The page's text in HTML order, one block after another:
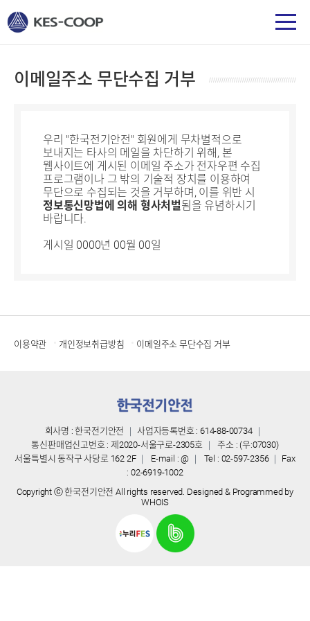
이메일주소 무단수집 거부
우리 "한국전기안전" 회원에게 무차별적으로
보내지는 타사의 메일을 차단하기 위해, 본
웹사이트에 게시된 이메일 주소가 전자우편 수집
프로그램이나 그 밖의 기술적 장치를 이용하여
무단으로 수집되는 것을 거부하며, 이를 위반 시
정보통신망법에 의해 형사처벌됨을 유념하시기
바랍니다.
게시일 0000년 00월 00일
이용약관 개인정보취급방침 이메일주소 무단수집 거부
회사명 : 한국전기안전 ｜ 사업자등록번호 : 614-88-00734
｜
통신판매업신고번호 : 제2020-서울구로-2305호
｜
주소 : (우:07030)
서울특별시 동작구 사당로 162 2F ｜ E-mail :@ ｜ Tel : 02-597-2356 ｜
Fax
: 02-6919-1002
Copyright ⓒ 한국전기안전 All rights reserved. Designed & Programmed by
WHOIS